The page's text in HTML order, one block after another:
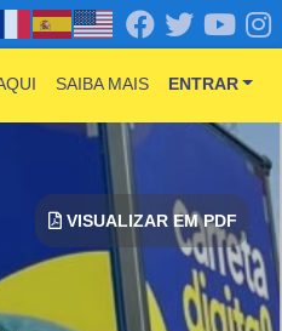
SAIBA MAIS ENTRAR
VISUALIZAR EM PDF